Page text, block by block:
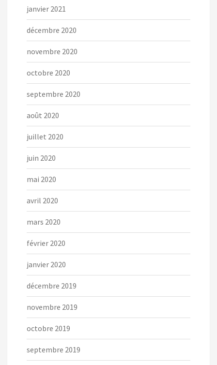
janvier 2021
décembre 2020
novembre 2020
octobre 2020
septembre 2020
août 2020
juillet 2020
juin 2020
mai 2020
avril 2020
mars 2020
février 2020
janvier 2020
décembre 2019
novembre 2019
octobre 2019
septembre 2019